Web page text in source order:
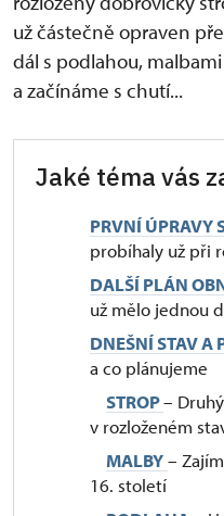
už částečně opraven
dál s podlahou,
a začínáme s chutí...
Jaké téma vás
PRVNÍ ÚPRAVY
probíhaly už při
DALŠÍ PLÁN
už mělo jednou
DNEŠNÍ STAV A
a co plánujeme
STROP–
v rozloženém
MALBY–
16. století